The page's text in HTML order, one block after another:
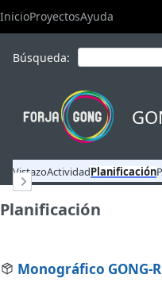
InicioProyectosAyuda
Búsqueda:
VistazoActividadPlanificación
Planificación
Monográfico GONG-R